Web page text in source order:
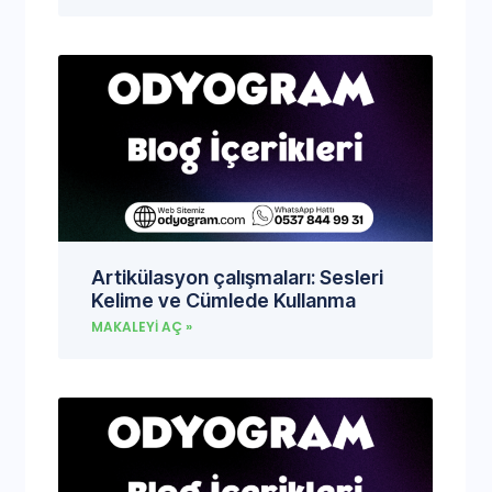
Artikülasyon çalışmaları: Sesleri
Kelime ve Cümlede Kullanma
MAKALEYI AÇ »